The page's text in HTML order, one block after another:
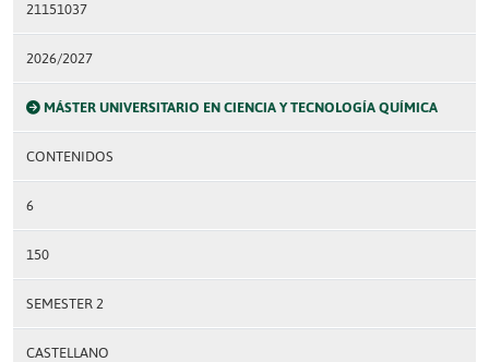
21151037
2026/2027
MÁSTER UNIVERSITARIO EN CIENCIA Y TECNOLOGÍA QUÍMICA
CONTENIDOS
6
150
SEMESTER 2
CASTELLANO